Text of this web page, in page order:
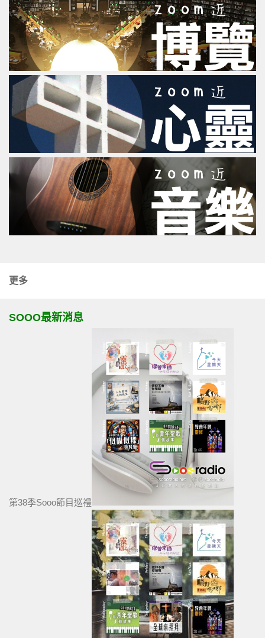
更多
SOOO最新消息
第38季Sooo節目巡禮